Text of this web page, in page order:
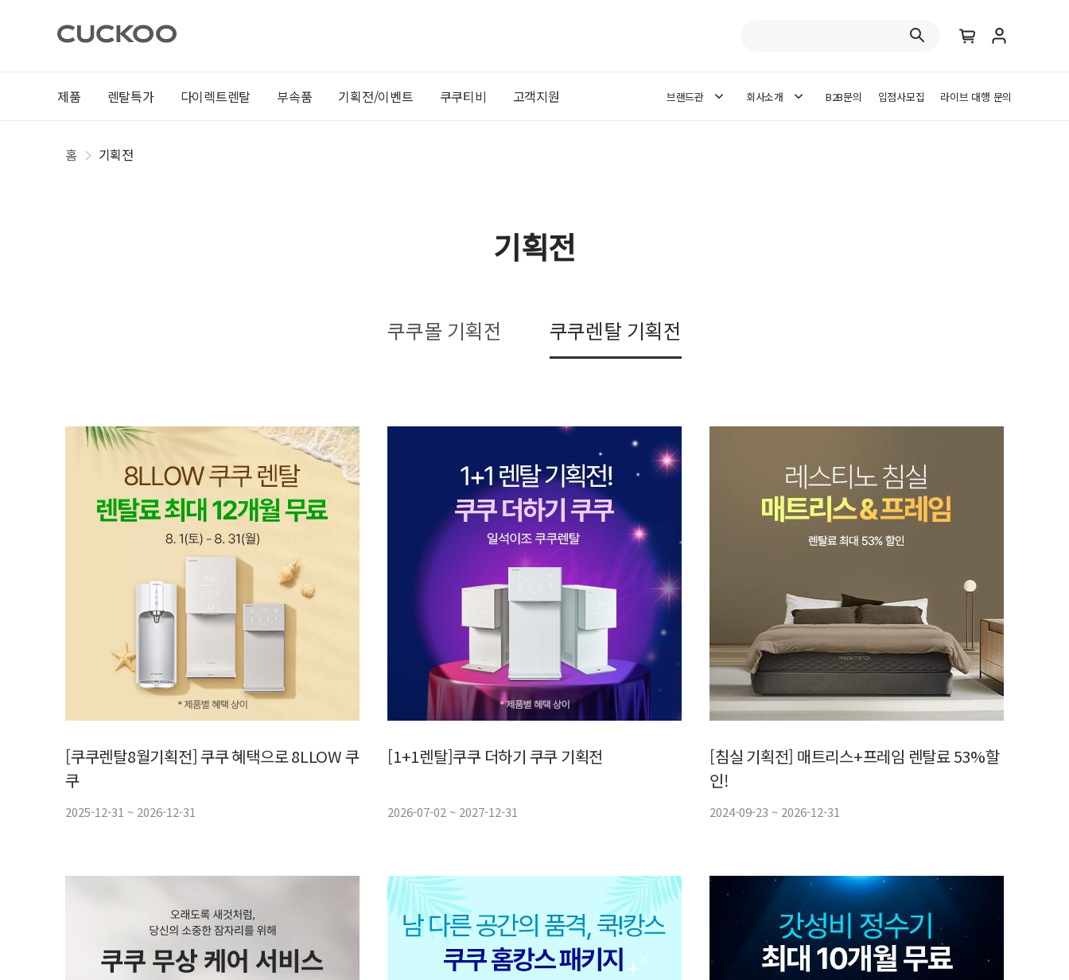
제품 렌탈특가 다이렉트렌탈 부속품 기획전/이벤트 쿠쿠티비 고객지원 브랜드관 회사소개 B2B문의 입점사모집 라이브 대행 문의
홈 기획전
기획전
쿠쿠몰 기획전 쿠쿠렌탈 기획전
[쿠쿠렌탈8월기획전] 쿠쿠 혜택으로 8LLOW 쿠
쿠
2025-12-31 ~ 2026-12-31
[1+1렌탈]쿠쿠 더하기 쿠쿠 기획전
2026-07-02 ~ 2027-12-31
[침실 기획전] 매트리스+프레임 렌탈료 53%할
인!
2024-09-23 ~ 2026-12-31